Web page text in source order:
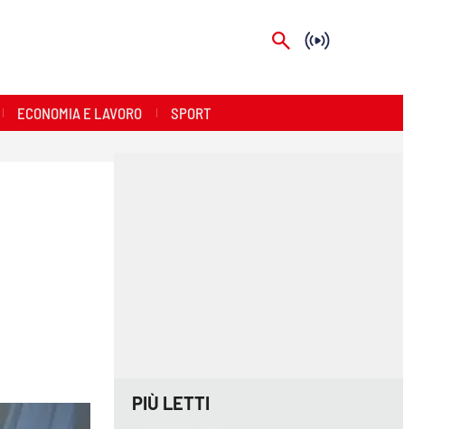
ECONOMIA E LAVORO SPORT
PIÙ LETTI